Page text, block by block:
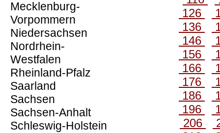
Mecklenburg-
Vorpommern
Niedersachsen
Nordrhein-
Westfalen
Rheinland-Pfalz
Saarland
Sachsen
Sachsen-Anhalt
Schleswig-Holstein
126
136
146
156
166
176
186
196
206